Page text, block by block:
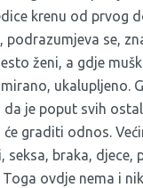
krenu od prvog
podrazumjeva se,
ženi, a gdje
ukalupljeno.
da je poput svih
graditi odnos.
seksa, braka, djece,
ovdje nema i